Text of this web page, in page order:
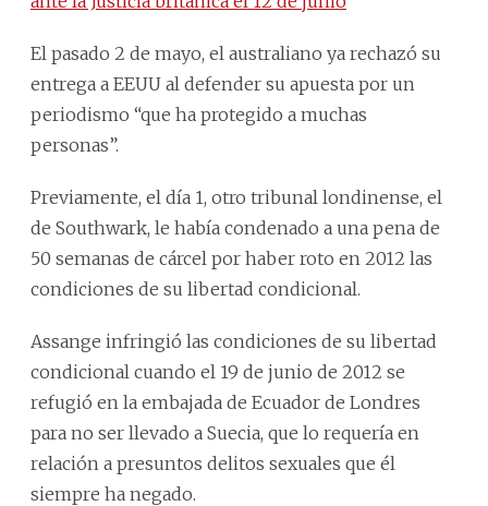
El pasado 2 de mayo, el australiano ya rechazó su
entrega a EEUU al defender su apuesta por un
periodismo “que ha protegido a muchas
personas”.
Previamente, el día 1, otro tribunal londinense, el
de Southwark, le había condenado a una pena de
50 semanas de cárcel por haber roto en 2012 las
condiciones de su libertad condicional.
Assange infringió las condiciones de su libertad
condicional cuando el 19 de junio de 2012 se
refugió en la embajada de Ecuador de Londres
para no ser llevado a Suecia, que lo requería en
relación a presuntos delitos sexuales que él
siempre ha negado.